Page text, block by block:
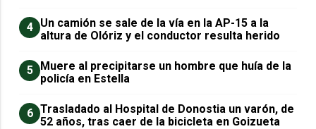
4 Un camión se sale de la vía en la AP-15 a la
altura de Olóriz y el conductor resulta herido
5 Muere al precipitarse un hombre que huía de la
policía en Estella
6 Trasladado al Hospital de Donostia un varón, de
52 años, tras caer de la bicicleta en Goizueta